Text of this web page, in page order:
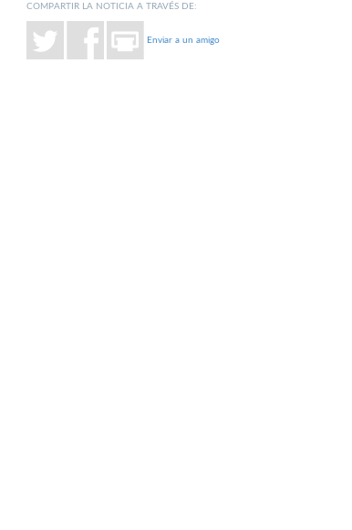
COMPARTIR LA NOTICIA A TRAVÉS DE:
Enviar a un amigo